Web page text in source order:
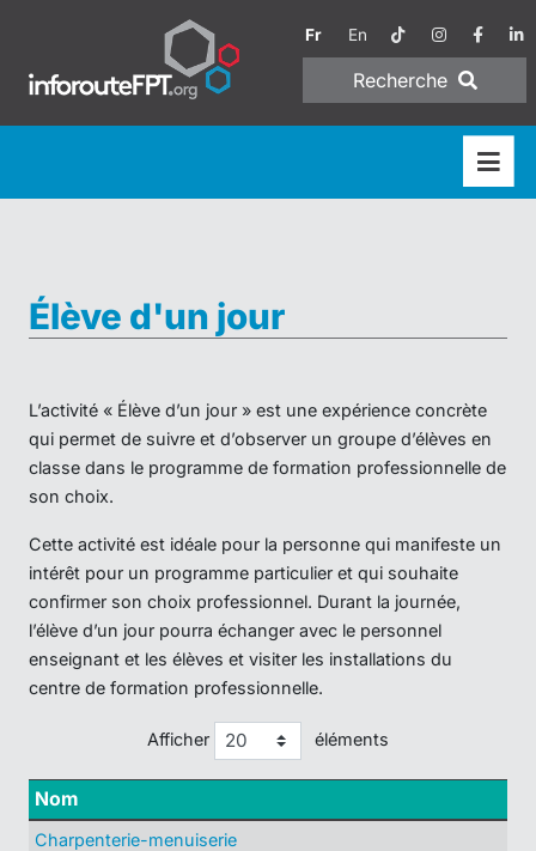
Fr En
Recherche
Élève d'un jour
L’activité « Élève d’un jour » est une expérience concrète
qui permet de suivre et d’observer un groupe d’élèves en
classe dans le programme de formation professionnelle de
son choix.
Cette activité est idéale pour la personne qui manifeste un
intérêt pour un programme particulier et qui souhaite
confirmer son choix professionnel. Durant la journée,
l’élève d’un jour pourra échanger avec le personnel
enseignant et les élèves et visiter les installations du
centre de formation professionnelle.
Afficher éléments
Nom
Charpenterie-menuiserie